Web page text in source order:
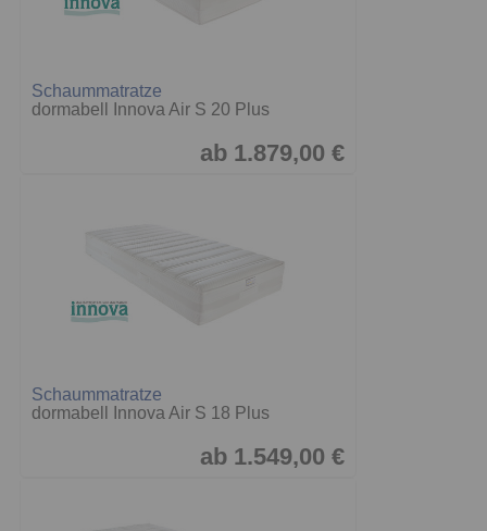
Schaummatratze
dormabell Innova Air S 20 Plus
ab 1.879,00 €
Schaummatratze
dormabell Innova Air S 18 Plus
ab 1.549,00 €